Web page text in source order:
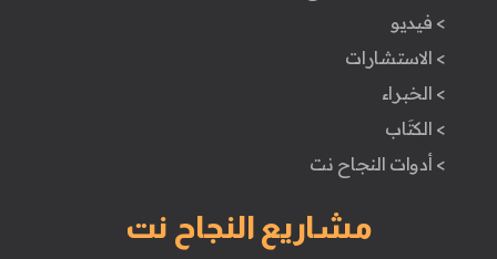
> فيديو
> الاستشارات
> الخبراء
> الكتَاب
> أدوات النجاح نت
مشاريع النجاح نت